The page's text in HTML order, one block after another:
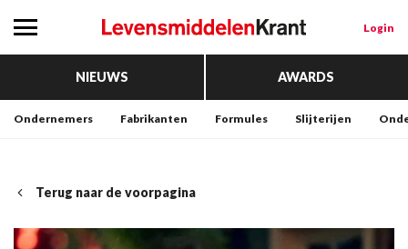
Login
NIEUWS AWARDS
Ondernemers Fabrikanten Formules Slijterijen
Terug naar de voorpagina